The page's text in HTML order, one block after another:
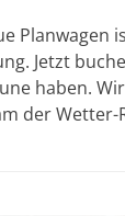
Planwagen
Jetzt
haben.
der Wetter-